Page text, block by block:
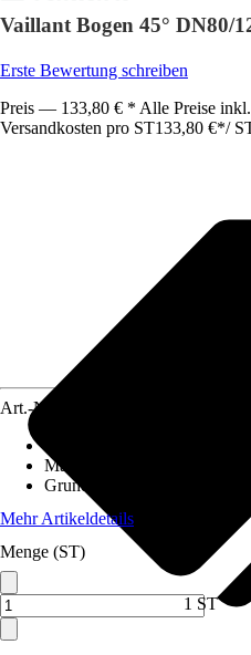
Vaillant Bogen 45° DN80/
Erste Bewertung schreiben
Preis — 133,80 € * Alle Preise
Versandkosten pro ST133,80 €*/
Art.-Nr.
Material
Grundfarbe
Mehr Artikeldetails
Menge (ST)
1 ST